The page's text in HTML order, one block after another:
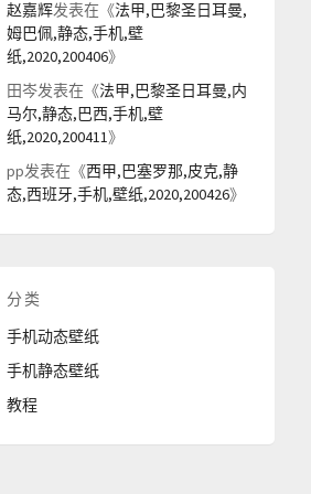
赵嘉辉发表在《法甲,巴黎圣日耳曼,
姆巴佩,静态,手机,壁
纸,2020,200406》
田岑发表在《法甲,巴黎圣日耳曼,内
马尔,静态,巴西,手机,壁
纸,2020,200411》
pp发表在《西甲,巴塞罗那,皮克,静
态,西班牙,手机,壁纸,2020,200426》
分类
手机动态壁纸
手机静态壁纸
教程